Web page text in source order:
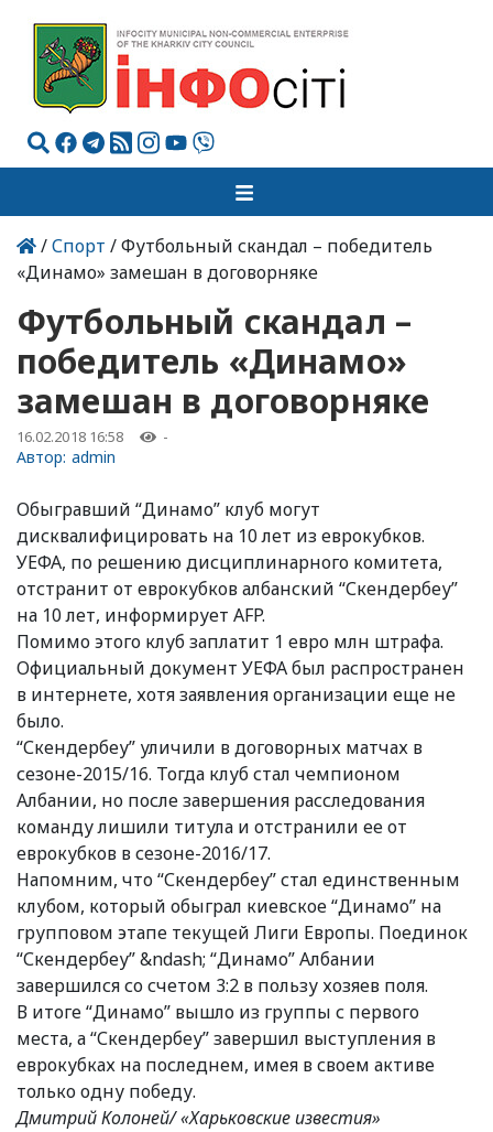
/Спорт / Футбольный скандал – победитель
«Динамо» замешан в договорняке
Футбольный скандал –
победитель «Динамо»
замешан в договорняке
16.02.2018 16:58 -
Автор: admin
Обыгравший “Динамо” клуб могут
дисквалифицировать на 10 лет из еврокубков.
УЕФА, по решению дисциплинарного комитета,
отстранит от еврокубков албанский “Скендербеу”
на 10 лет, информирует AFP.
Помимо этого клуб заплатит 1 евро млн штрафа.
Официальный документ УЕФА был распространен
в интернете, хотя заявления организации еще не
было.
“Скендербеу” уличили в договорных матчах в
сезоне-2015/16. Тогда клуб стал чемпионом
Албании, но после завершения расследования
команду лишили титула и отстранили ее от
еврокубков в сезоне-2016/17.
Напомним, что “Скендербеу” стал единственным
клубом, который обыграл киевское “Динамо” на
групповом этапе текущей Лиги Европы. Поединок
“Скендербеу” &ndash; “Динамо” Албании
завершился со счетом 3:2 в пользу хозяев поля.
В итоге “Динамо” вышло из группы с первого
места, а “Скендербеу” завершил выступления в
еврокубках на последнем, имея в своем активе
только одну победу.
Дмитрий Колоней/ «Харьковские известия»